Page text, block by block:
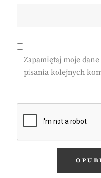
Zapamiętaj moje
pisania kolejnych